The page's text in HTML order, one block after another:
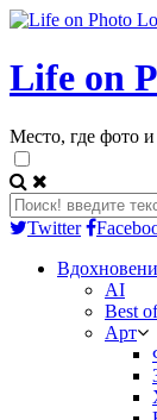
Life on
Место, где фото
Twitter
AI
Best of
Арт